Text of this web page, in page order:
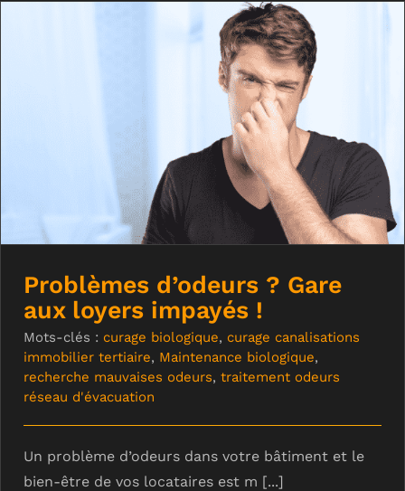
Problèmes d’odeurs ? Gare aux loyers
impayés !
Problèmes d’odeurs ? Gare
aux loyers impayés !
Mots-clés : curage biologique, curage canalisations
immobilier tertiaire, Maintenance biologique,
recherche mauvaises odeurs, traitement odeurs
réseau d'évacuation
Un problème d’odeurs dans votre bâtiment et le
bien-être de vos locataires est m [...]